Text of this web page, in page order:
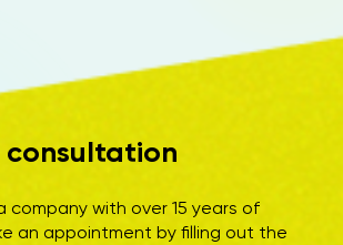
consultation
with over 15 years of
an appointment by filling out the